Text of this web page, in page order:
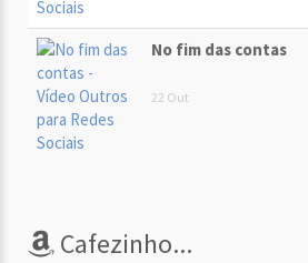
No fim das contas
22 Out
Cafezinho...